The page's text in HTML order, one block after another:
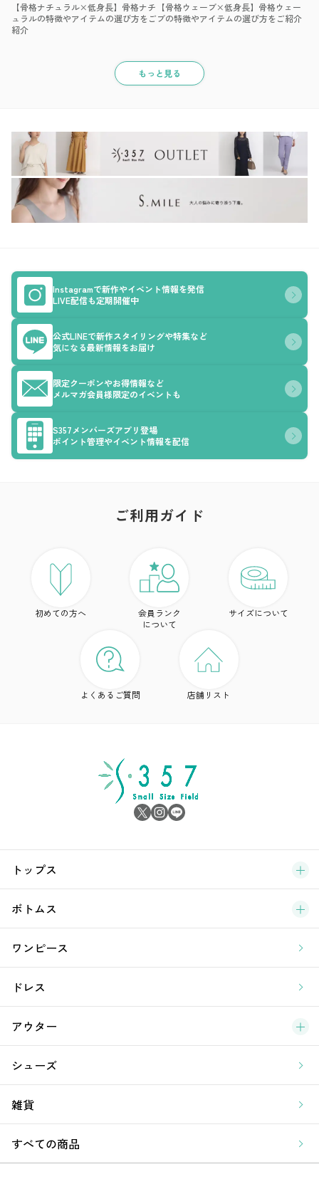
ブ
新
ラ
ア
【骨格ナチュラル×低身長】骨格ナチ
ュラルの特徴やアイテムの選び方をご
紹介
【骨格ウェーブ×低身長】骨格ウェー
ブの特徴やアイテムの選び方をご紹介
もっと見る
Instagramで新作やイベント情報を発信
LIVE配信も定期開催中
公式LINEで新作スタイリングや特集など
気になる最新情報をお届け
限定クーポンやお得情報など
メルマガ会員様限定のイベントも
S357メンバーズアプリ登場
ポイント管理やイベント情報を配信
ご利用ガイド
初めての方へ
会員ランク
について
サイズについて
よくあるご質問 店舗リスト
トップス
ボトムス
ワンピース
ドレス
アウター
シューズ
雑貨
すべての商品